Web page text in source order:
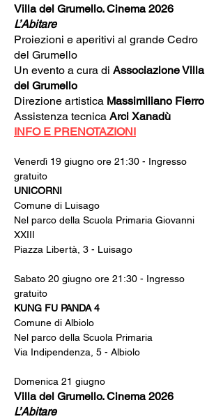
Villa del Grumello. Cinema 2026
L’Abitare
Proiezioni e aperitivi al grande Cedro
del Grumello
Un evento a cura di Associazione Villa
del Grumello
Direzione artistica Massimiliano Fierro
Assistenza tecnica Arci Xanadù
INFO E PRENOTAZIONI
Venerdì 19 giugno ore 21:30 - Ingresso
gratuito
UNICORNI
Comune di Luisago
Nel parco della Scuola Primaria Giovanni
XXIII
Piazza Libertà, 3 - Luisago
Sabato 20 giugno ore 21:30 - Ingresso
gratuito
KUNG FU PANDA 4
Comune di Albiolo
Nel parco della Scuola Primaria
Via Indipendenza, 5 - Albiolo
Domenica 21 giugno
Villa del Grumello. Cinema 2026
L’Abitare